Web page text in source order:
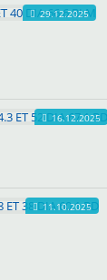
29.12.2025
16.12.2025
11.10.2025